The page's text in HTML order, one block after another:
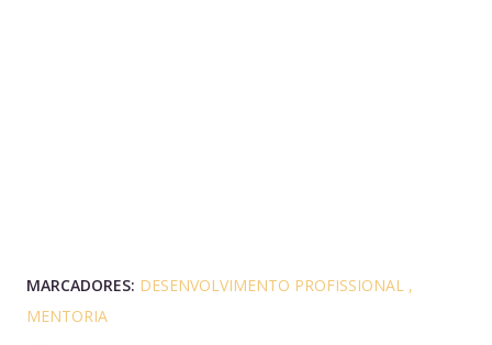
MARCADORES: DESENVOLVIMENTO PROFISSIONAL
MENTORIA